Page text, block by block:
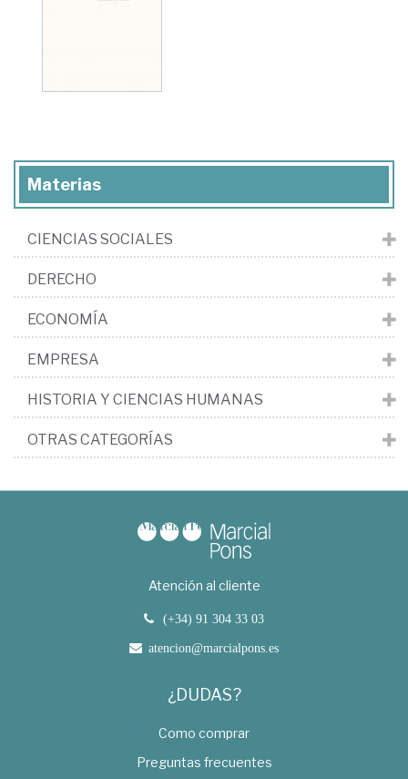
Materias
CIENCIAS SOCIALES
DERECHO
ECONOMÍA
EMPRESA
HISTORIA Y CIENCIAS HUMANAS
OTRAS CATEGORÍAS
Atención al cliente
(+34) 91 304 33 03
atencion@marcialpons.es
¿DUDAS?
Como comprar
Preguntas frecuentes